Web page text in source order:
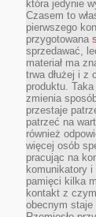
która jedynie
Czasem to
pierwszego
przygotowana
sprzedawać,
materiał ma
trwa dłużej i z
produktu.
zmienia
przestaje
patrzeć na
również
więcej osób
pracując na
komunikatory
pamięci kilka
kontakt z
obecnym staje